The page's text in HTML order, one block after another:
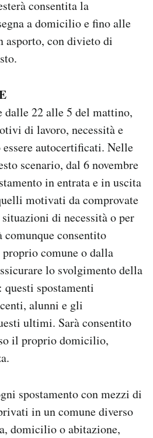
consentita la
a domicilio e fino alle
asporto, con divieto di
dalle 22 alle 5 del mattino,
di lavoro, necessità e
essere autocertificati. Nelle
scenario, dal 6 novembre
in entrata e in uscita
motivati da comprovate
di necessità o per
consentito
comune o dalla
lo svolgimento della
spostamenti
alunni e gli
ultimi. Sarà consentito
il proprio domicilio,
spostamento con mezzi di
in un comune diverso
domicilio o abitazione,